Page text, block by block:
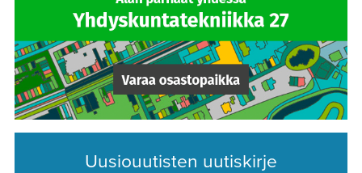
Uusiouutisten uutiskirje